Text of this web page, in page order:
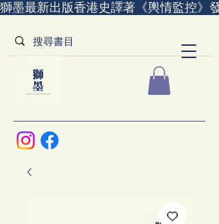
獅墨最新出版香港史譯著《輿情監控》